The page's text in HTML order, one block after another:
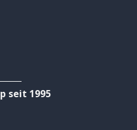
seit 1995